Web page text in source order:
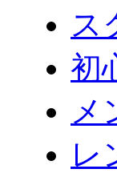
ス
初
メ
レ